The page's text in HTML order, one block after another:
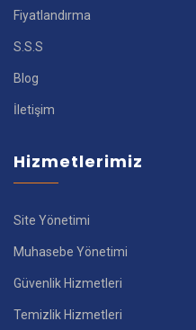
Fiyatlandırma
S.S.S
Blog
İletişim
Hizmetlerimiz
Site Yönetimi
Muhasebe Yönetimi
Güvenlik Hizmetleri
Temizlik Hizmetleri